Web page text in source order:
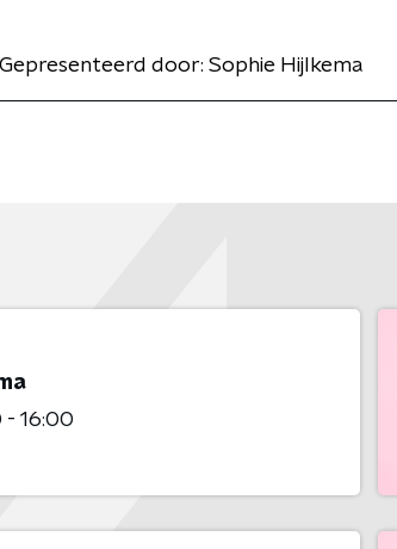
Gepresenteerd door: Sophie Hijlkema
- 16:00